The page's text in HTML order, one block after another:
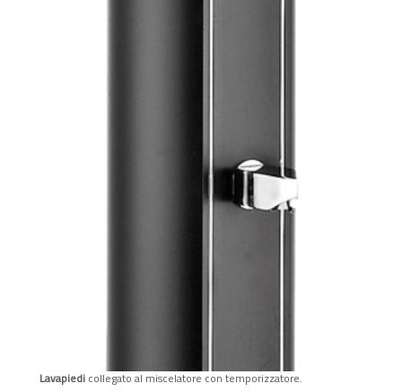
Lavapiedi collegato al miscelatore con temporizzatore.